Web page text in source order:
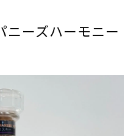
ニーズハーモニー